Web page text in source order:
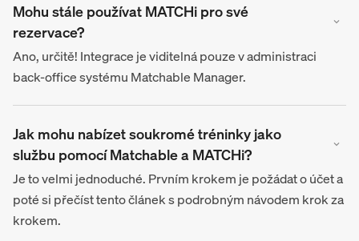
Mohu stále používat MATCHi pro své
rezervace?
Ano, určitě! Integrace je viditelná pouze v administraci
back-office systému Matchable Manager.
Jak mohu nabízet soukromé tréninky jako
službu pomocí Matchable a MATCHi?
Je to velmi jednoduché. Prvním krokem je požádat o účet a
poté si přečíst tento článek s podrobným návodem krok za
krokem.